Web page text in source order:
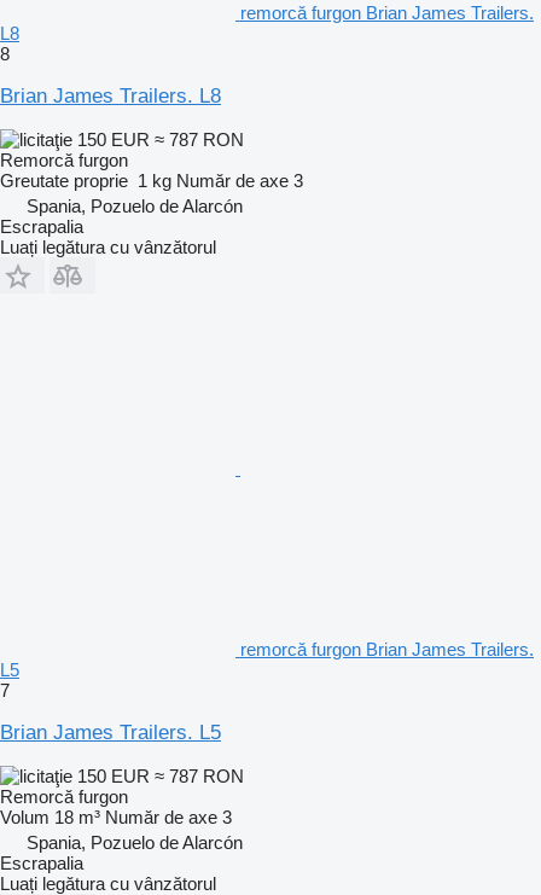
remorcă furgon Brian James Trailers.
L8
8
Brian James Trailers. L8
150 EUR ≈ 787 RON
Remorcă furgon
Greutate proprie 1 kg Număr de axe 3
Spania, Pozuelo de Alarcón
Escrapalia
Luați legătura cu vânzătorul
remorcă furgon Brian James Trailers.
L5
7
Brian James Trailers. L5
150 EUR ≈ 787 RON
Remorcă furgon
Volum 18 m³ Număr de axe 3
Spania, Pozuelo de Alarcón
Escrapalia
Luați legătura cu vânzătorul